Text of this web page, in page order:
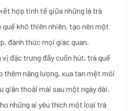
hợp tinh tế giữa những lá trà
quế khô thiên nhiên, tạo nên một
đánh thức mọi giác quan.
vị đặc trưng đầy cuốn hút, trà quế
thêm năng lượng, xua tan mệt mỏi
giãn thoải mái sau một ngày dài.
những ai yêu thích một loại trà